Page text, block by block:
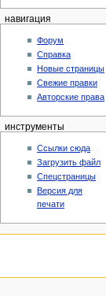
навигация
Форум
Справка
Новые страницы
Свежие правки
Авторские права
инструменты
Ссылки сюда
Загрузить файл
Спецстраницы
Версия для
печати